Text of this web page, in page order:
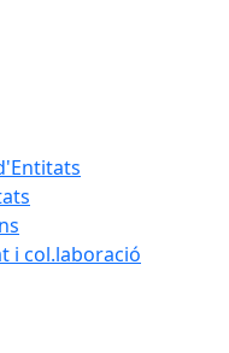
i col.laboració